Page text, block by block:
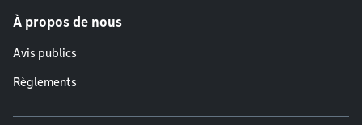
À propos de nous
Avis publics
Règlements